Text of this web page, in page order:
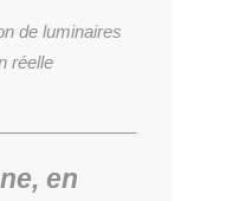
de luminaires
réelle
en